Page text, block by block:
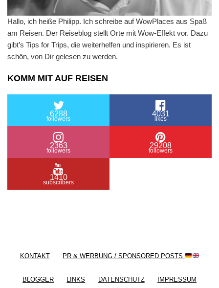
Hallo, ich heiße Philipp. Ich schreibe auf WowPlaces aus Spaß
am Reisen. Der Reiseblog stellt Orte mit Wow-Effekt vor. Dazu
gibt’s Tips for Trips, die weiterhelfen und inspirieren. Es ist
schön, von Dir gelesen zu werden.
KOMM MIT AUF REISEN
6288
followers
4031
likes
2363
followers
29208
followers
1410
subscribers
KONTAKT PR & WERBUNG / SPONSORED POSTS
BLOGGER LINKS DATENSCHUTZ IMPRESSUM